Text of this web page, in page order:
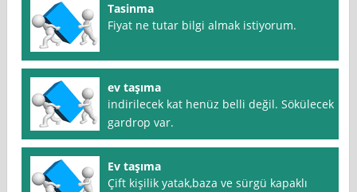
Tasinma
Fiyat ne tutar bilgi almak istiyorum.
ev taşıma
indirilecek kat henüz belli değil. Sökülecek
gardrop var.
Ev taşıma
Çift kişilik yatak,baza ve sürgü kapaklı